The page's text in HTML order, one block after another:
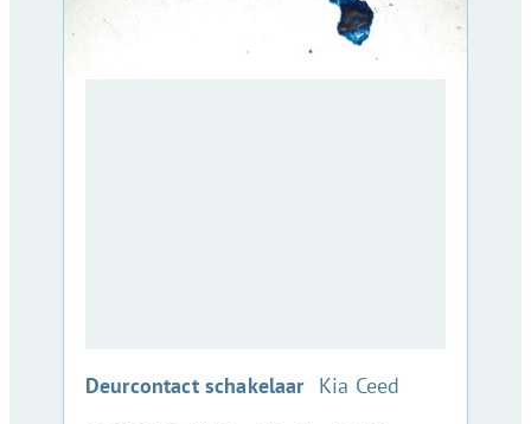
Deurcontact schakelaar :Kia Ceed